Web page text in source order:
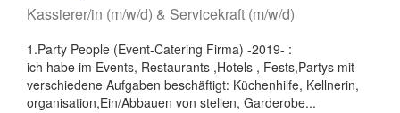
Kassierer/in (m/w/d) & Servicekraft (m/w/d)
1.Party People (Event-Catering Firma) -2019- :
ich habe im Events, Restaurants ,Hotels , Fests,Partys mit
verschiedene Aufgaben beschäftigt: Küchenhilfe, Kellnerin,
organisation,Ein/Abbauen von stellen, Garderobe...